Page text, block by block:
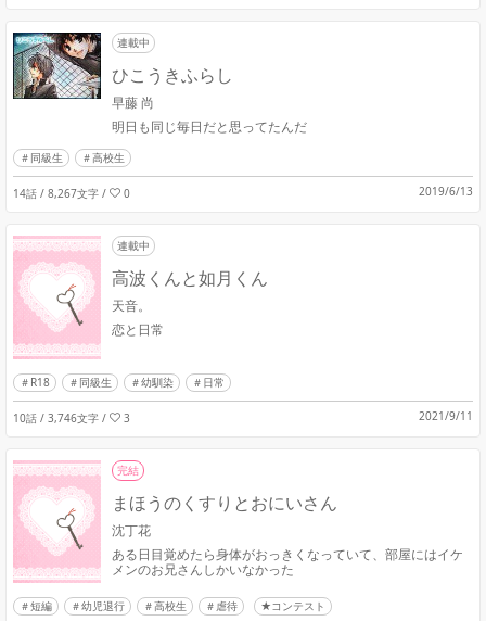
連載中
ひこうきふらし
早藤 尚
明日も同じ毎日だと思ってたんだ
同級生 高校生
14話 / 8,267文字 / 0 2019/6/13
連載中
高波くんと如月くん
天音。
恋と日常
R18 同級生 幼馴染 日常
10話 / 3,746文字 / 3 2021/9/11
完結
まほうのくすりとおにいさん
沈丁花
ある日目覚めたら身体がおっきくなっていて、部屋にはイケ
メンのお兄さんしかいなかった
短編 幼児退行 高校生 虐待 ★コンテスト